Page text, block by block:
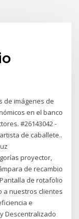
de imágenes de
en el banco
#26143042 -
de caballete..
proyector,
de recambio
de rotafolio
a nuestros clientes
e
Descentralizado